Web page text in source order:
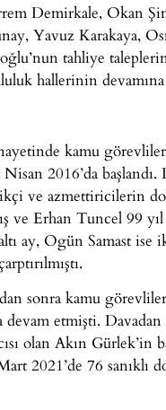
Demirkale, Okan
Yavuz Karakaya,
tahliye
hallerinin
kamu
Nisan 2016’da başlandı.
ve azmettiricilerin
ve Erhan Tuncel 99
ay, Ogün Samast ise
sonra kamu
devam etmişti.
olan Akın Gürlek’in
2021’de 76 sanıklı